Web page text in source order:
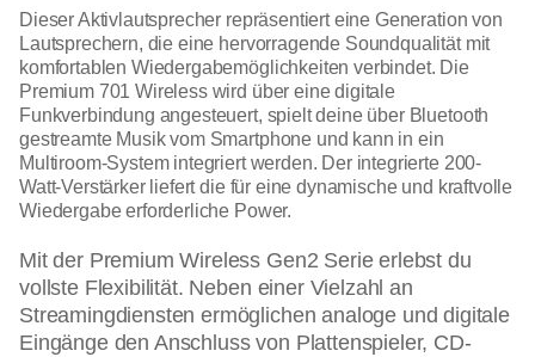
Dieser Aktivlautsprecher repräsentiert eine Generation von
Lautsprechern, die eine hervorragende Soundqualität mit
komfortablen Wiedergabemöglichkeiten verbindet. Die
Premium 701 Wireless wird über eine digitale
Funkverbindung angesteuert, spielt deine über Bluetooth
gestreamte Musik vom Smartphone und kann in ein
Multiroom-System integriert werden. Der integrierte 200-
Watt-Verstärker liefert die für eine dynamische und kraftvolle
Wiedergabe erforderliche Power.
Mit der Premium Wireless Gen2 Serie erlebst du
vollste Flexibilität. Neben einer Vielzahl an
Streamingdiensten ermöglichen analoge und digitale
Eingänge den Anschluss von Plattenspieler, CD-